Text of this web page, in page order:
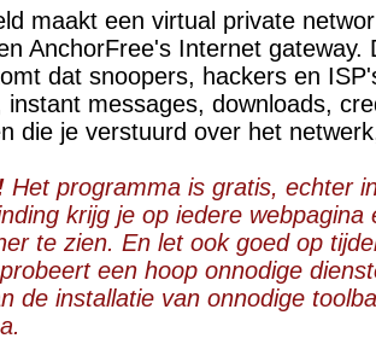
maakt een virtual private
AnchorFree's Internet gateway.
dat snoopers, hackers en
instant messages, downloads,
die je verstuurd over het
Het programma is gratis, echter
krijg je op iedere webpagina
te zien. En let ook goed op
een hoop onnodige
de installatie van onnodige